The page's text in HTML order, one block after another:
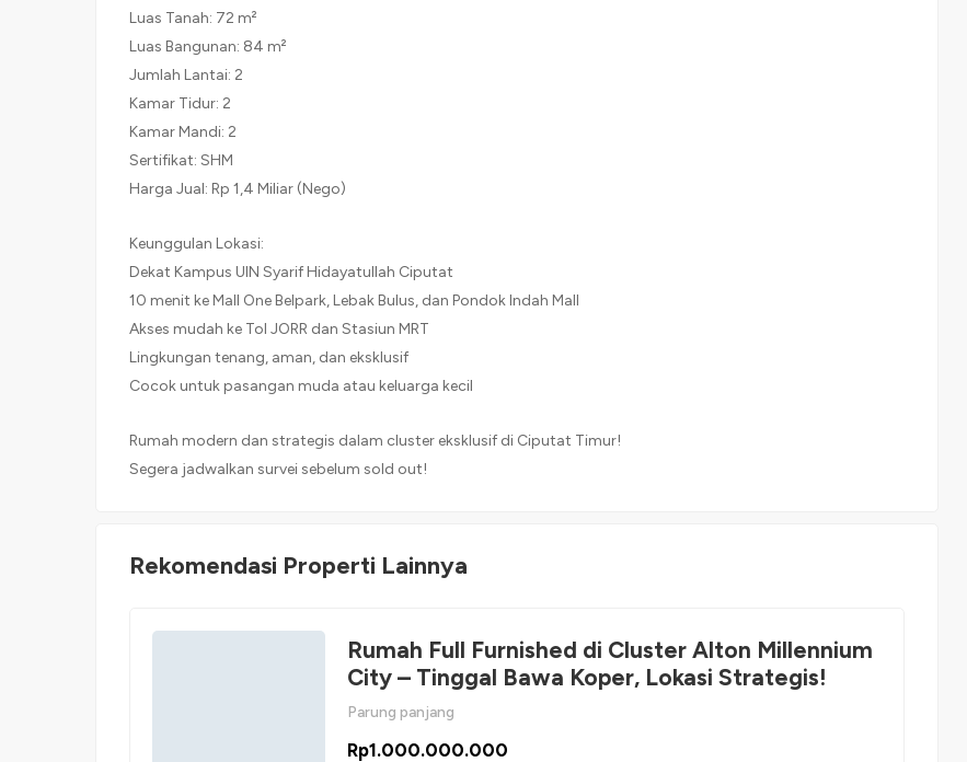
Luas Tanah: 72 m²
Luas Bangunan: 84 m²
Jumlah Lantai: 2
Kamar Tidur: 2
Kamar Mandi: 2
Sertifikat: SHM
Harga Jual: Rp 1,4 Miliar (Nego)
Keunggulan Lokasi:
Dekat Kampus UIN Syarif Hidayatullah Ciputat
10 menit ke Mall One Belpark, Lebak Bulus, dan Pondok Indah Mall
Akses mudah ke Tol JORR dan Stasiun MRT
Lingkungan tenang, aman, dan eksklusif
Cocok untuk pasangan muda atau keluarga kecil
Rumah modern dan strategis dalam cluster eksklusif di Ciputat Timur!
Segera jadwalkan survei sebelum sold out!
Rekomendasi Properti Lainnya
Rumah Full Furnished di Cluster Alton Millennium
City – Tinggal Bawa Koper, Lokasi Strategis!
Parung panjang
Rp1.000.000.000